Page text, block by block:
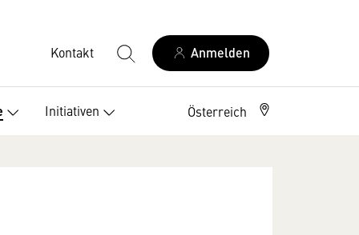
Kontakt Anmelden
Initiativen Österreich